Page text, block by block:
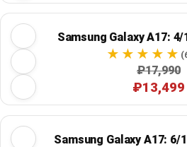
Samsung Galaxy A17:
₽17,990
₽13,499
Samsung Galaxy A17: 6/